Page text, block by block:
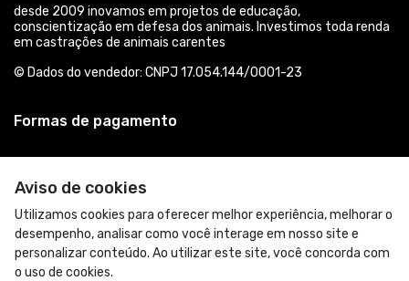
Aviso de cookies
Utilizamos cookies para oferecer melhor experiência, melhorar o
desempenho, analisar como você interage em nosso site e
personalizar conteúdo. Ao utilizar este site, você concorda com
o uso de cookies.
desde 2009 inovamos em projetos de educação,
conscientização em defesa dos animais. Investimos toda renda
em castrações de animais carentes
© Dados do vendedor: CNPJ 17.054.144/0001-23
Formas de pagamento